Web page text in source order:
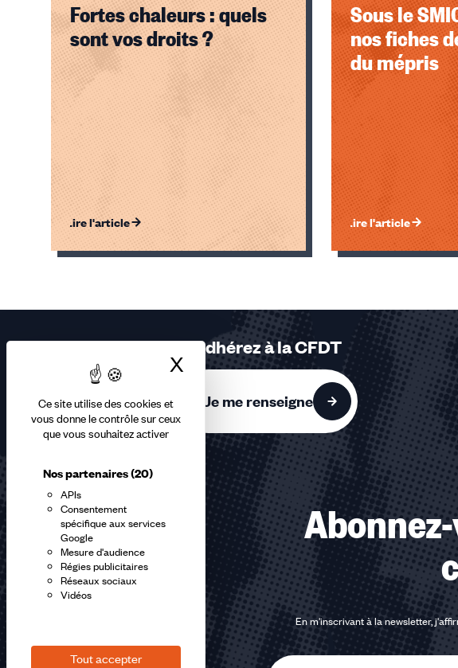
Ce site utilise des cookies et
vous donne le contrôle sur ceux
que vous souhaitez activer
Nos partenaires(20)
APIs
Consentement
spécifique aux services
Google
Mesure d'audience
Régies publicitaires
Réseaux sociaux
Vidéos
Tout accepter
X Masquer le bandeau des
Fortes chaleurs : quels
sont vos droits ?
Lire l'article
Sous le
nos fiches
du mépris
Lire l'article
Éléments
sur
accessibles
Adhérez à la CFDT
Je me renseigne
En m'inscrivant à la newsletter,